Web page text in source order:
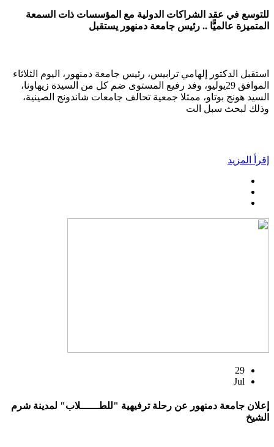
للتوسع في عقد الشراكات الدولية مع المؤسسات ذات السمعة
المتميزة عالميًّا .. رئيس جامعة دمنهور يستقبل
استقبل الدكتور إلهامي ترابيس، رئيس جامعة دمنهور، اليوم الثلاثاء
الموافق 29يوليو، وفد رفيع المستوى ضم كل من السيدة زيهاونا،
السيد هونج بوتاو، ممثلا جمعية تحالف جامعات شاندونج الصينية،
وذلك لبحث سبل الت
إقرأ المزيد
29
Jul
إعلان جامعة دمنهور عن رحلة ترفيهية "للطــــــلاب" لمدينة شرم
الشيخ